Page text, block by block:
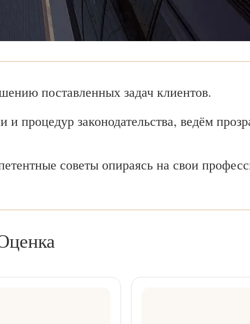
поставленных задач клиентов.
процедур законодательства, ведём
советы опираясь на свои